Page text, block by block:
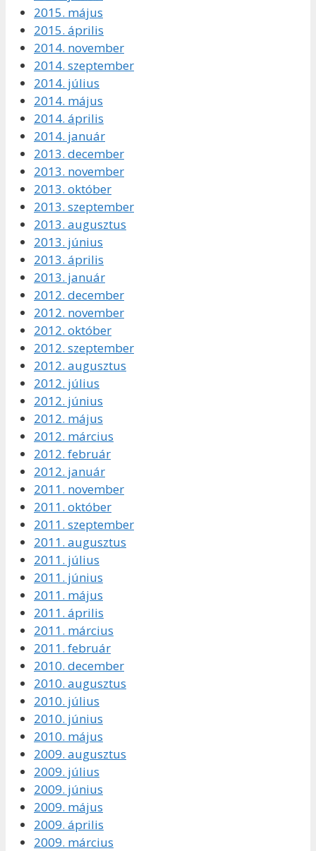
2015. május
2015. április
2014. november
2014. szeptember
2014. július
2014. május
2014. április
2014. január
2013. december
2013. november
2013. október
2013. szeptember
2013. augusztus
2013. június
2013. április
2013. január
2012. december
2012. november
2012. október
2012. szeptember
2012. augusztus
2012. július
2012. június
2012. május
2012. március
2012. február
2012. január
2011. november
2011. október
2011. szeptember
2011. augusztus
2011. július
2011. június
2011. május
2011. április
2011. március
2011. február
2010. december
2010. augusztus
2010. július
2010. június
2010. május
2009. augusztus
2009. július
2009. június
2009. május
2009. április
2009. március